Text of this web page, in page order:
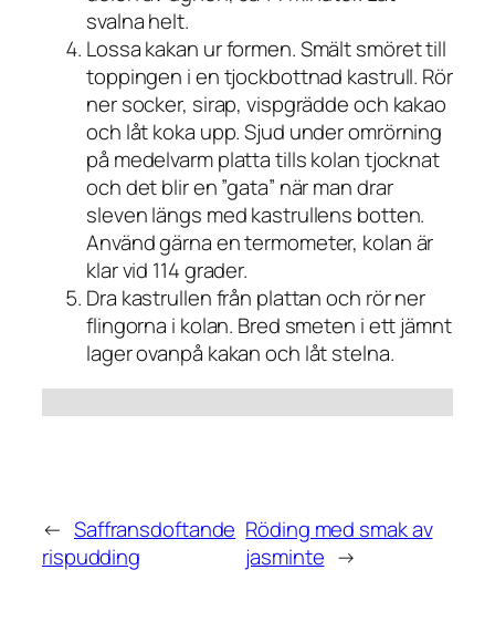
svalna helt.
Lossa kakan ur formen. Smält smöret till
toppingen i en tjockbottnad kastrull. Rör
ner socker, sirap, vispgrädde och kakao
och låt koka upp. Sjud under omrörning
på medelvarm platta tills kolan tjocknat
och det blir en ”gata” när man drar
sleven längs med kastrullens botten.
Använd gärna en termometer, kolan är
klar vid 114 grader.
Dra kastrullen från plattan och rör ner
flingorna i kolan. Bred smeten i ett jämnt
lager ovanpå kakan och låt stelna.
← Saffransdoftande
rispudding
Röding med smak av
jasminte →